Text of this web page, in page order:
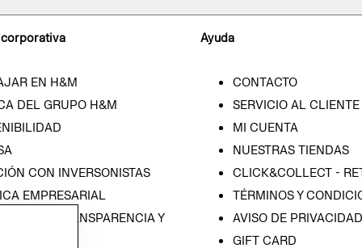
EN H&M
DEL GRUPO H&M
CON INVERSONISTAS
EMPRESARIAL
DE TRANSPARENCIA Y
Ayuda
CONTACTO
SERVICIO AL CLIENTE
MI CUENTA
NUESTRAS TIENDAS
CLICK&COLLECT -
TÉRMINOS Y
AVISO DE PRIVACIDAD
GIFT CARD